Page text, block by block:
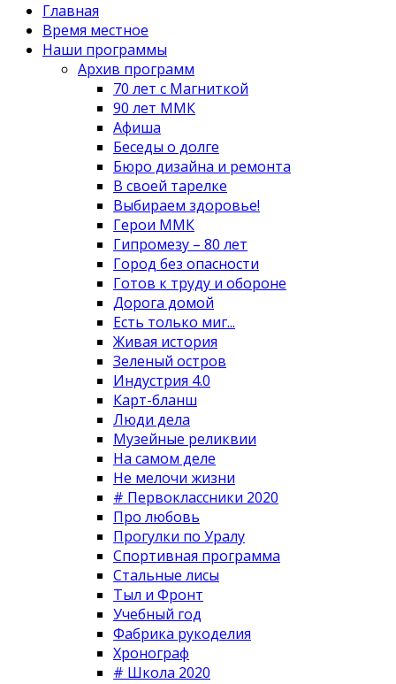
Главная
Время местное
Наши программы
Архив программ
70 лет с Магниткой
90 лет ММК
Афиша
Беседы о долге
Бюро дизайна и ремонта
В своей тарелке
Выбираем здоровье!
Герои ММК
Гипромезу – 80 лет
Город без опасности
Готов к труду и обороне
Дорога домой
Есть только миг...
Живая история
Зеленый остров
Индустрия 4.0
Карт-бланш
Люди дела
Музейные реликвии
На самом деле
Не мелочи жизни
# Первоклассники 2020
Про любовь
Прогулки по Уралу
Спортивная программа
Стальные лисы
Тыл и Фронт
Учебный год
Фабрика рукоделия
Хронограф
# Школа 2020